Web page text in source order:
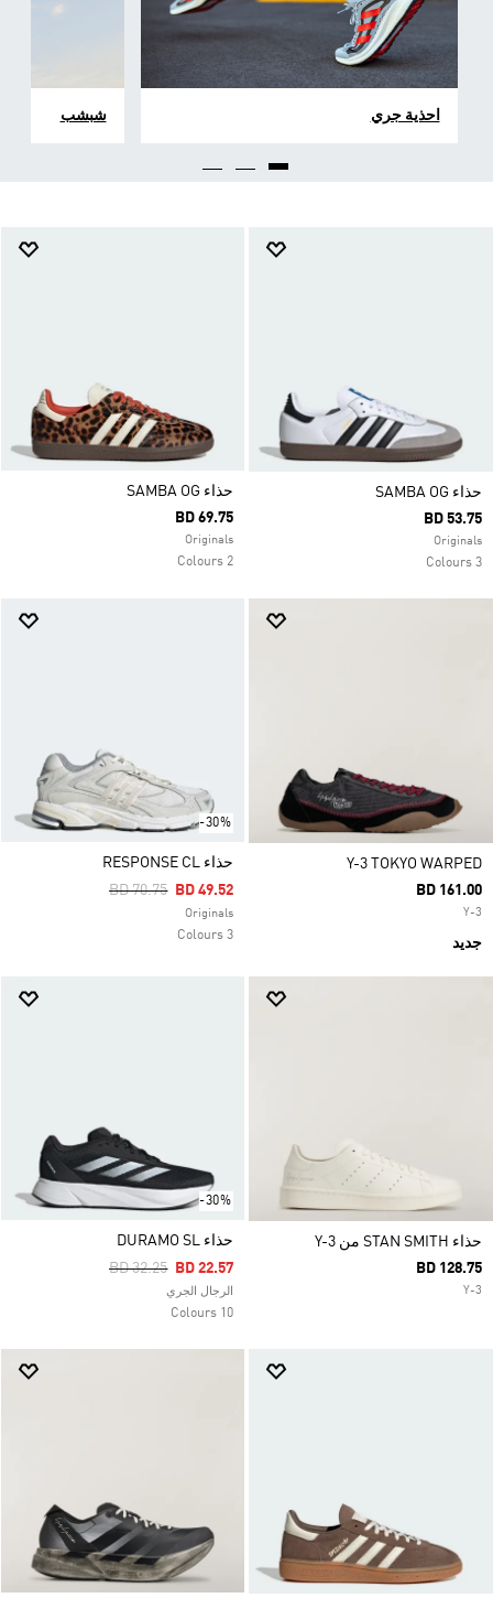
احذية جري شبشب
حذاء SAMBA OG
BD 53.75
Originals
3 Colours
حذاء SAMBA OG
BD 69.75
Originals
2 Colours
Y-3 TOKYO WARPED
BD 161.00
Y-3
جديد
-30%
حذاء RESPONSE CL
Price Reduced From
BD 70.75ToBD 49.52
Originals
3 Colours
حذاء STAN SMITH من Y-3
BD 128.75
Y-3
-30%
حذاء DURAMO SL
Price Reduced From
BD 32.25ToBD 22.57
الرجال الجري
10 Colours